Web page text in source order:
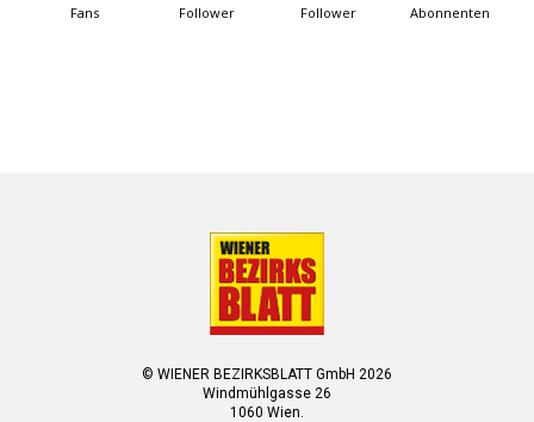
Fans Follower Follower Abonnenten
© WIENER BEZIRKSBLATT GmbH 2026
Windmühlgasse 26
1060 Wien.